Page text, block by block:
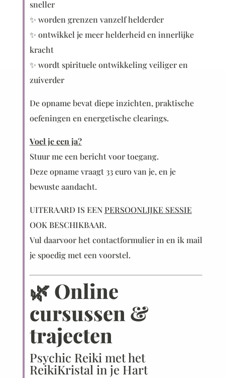
sneller
✨ worden grenzen vanzelf helderder
✨ ontwikkel je meer helderheid en innerlijke
kracht
✨ wordt spirituele ontwikkeling veiliger en
zuiverder
De opname bevat diepe inzichten, praktische
oefeningen en energetische clearings.
Voel je een ja?
Stuur me een bericht voor toegang.
Deze opname vraagt 33 euro van je, en je
bewuste aandacht.
UITERAARD IS EENPERSOONLIJKE SESSIE
OOK BESCHIKBAAR.
Vul daarvoor het contactformulier in en ik mail
je spoedig met een voorstel.
🌿 Online
cursussen &
trajecten
Psychic Reiki met het
ReikiKristal in je Hart